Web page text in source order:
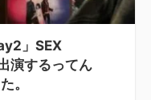
」SEX
演するってん
。